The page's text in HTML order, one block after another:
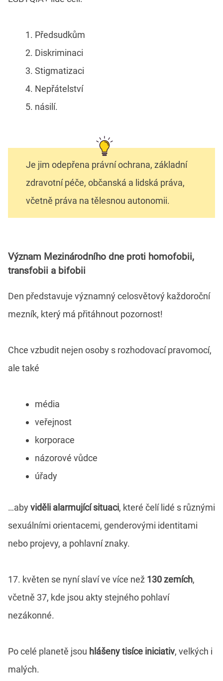
Předsudkům
Diskriminaci
Stigmatizaci
Nepřátelství
násilí.
Je jim odepřena právní ochrana, základní
zdravotní péče, občanská a lidská práva,
včetně práva na tělesnou autonomii.
Význam Mezinárodního dne proti homofobii,
transfobii a bifobii
Den představuje významný celosvětový každoroční
mezník, který má přitáhnout pozornost!
Chce vzbudit nejen osoby s rozhodovací pravomocí,
ale také
média
veřejnost
korporace
názorové vůdce
úřady
…abyviděli alarmující situaci, které čelí lidé s různými
sexuálními orientacemi, genderovými identitami
nebo projevy, a pohlavní znaky.
17. květen se nyní slaví ve více než 130 zemích,
včetně 37, kde jsou akty stejného pohlaví
nezákonné.
Po celé planetě jsou hlášeny tisíce iniciativ, velkých i
malých.